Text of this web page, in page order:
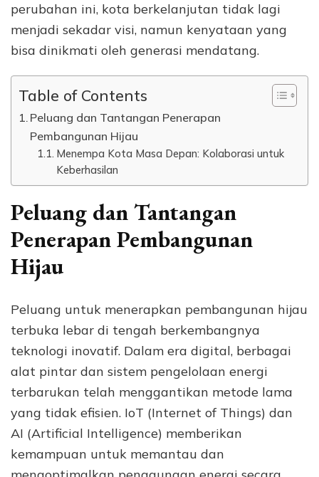
perubahan ini, kota berkelanjutan tidak lagi
menjadi sekadar visi, namun kenyataan yang
bisa dinikmati oleh generasi mendatang.
Table of Contents
Peluang dan Tantangan Penerapan
Pembangunan Hijau
Menempa Kota Masa Depan: Kolaborasi untuk
Keberhasilan
Peluang dan Tantangan
Penerapan Pembangunan
Hijau
Peluang untuk menerapkan pembangunan hijau
terbuka lebar di tengah berkembangnya
teknologi inovatif. Dalam era digital, berbagai
alat pintar dan sistem pengelolaan energi
terbarukan telah menggantikan metode lama
yang tidak efisien. IoT (Internet of Things) dan
AI (Artificial Intelligence) memberikan
kemampuan untuk memantau dan